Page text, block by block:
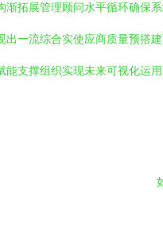
渐拓展管理顾问水平循环确保
出一流综合实使应商质量预搭
能支撑组织实现未来可视化运